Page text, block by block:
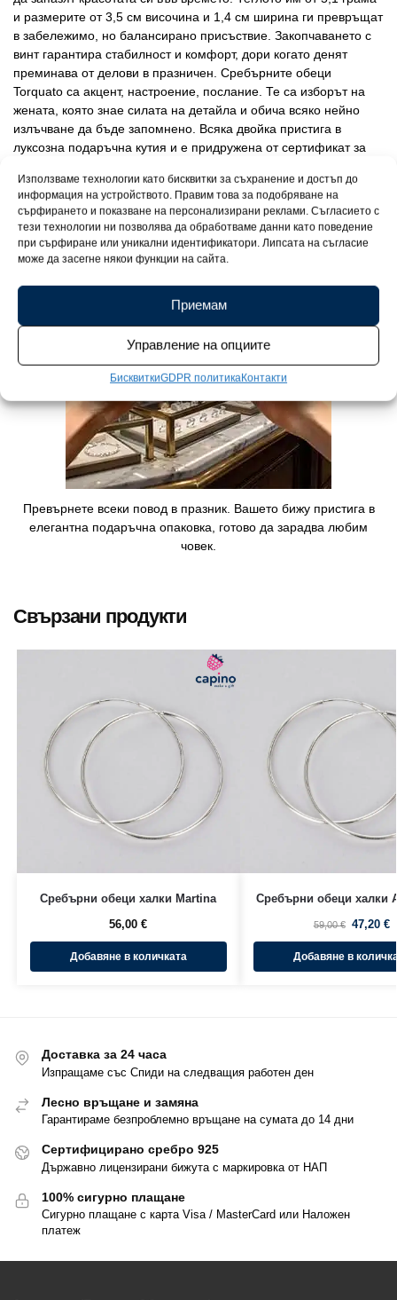
Използваме технологии като бисквитки за съхранение и достъп до
информация на устройството. Правим това за подобряване на
сърфирането и показване на персонализирани реклами. Съгласието с
тези технологии ни позволява да обработваме данни като поведение
при сърфиране или уникални идентификатори. Липсата на съгласие
може да засегне някои функции на сайта.
Приемам
Управление на опциите
БисквиткиGDPR политикаКонтакти
и размерите от 3,5 см височина и 1,4 см ширина ги превръщат
в забележимо, но балансирано присъствие. Закопчаването с
винт гарантира стабилност и комфорт, дори когато денят
преминава от делови в празничен. Сребърните обеци
Torquato са акцент, настроение, послание. Те са изборът на
жената, която знае силата на детайла и обича всяко нейно
излъчване да бъде запомнено. Всяка двойка пристига в
луксозна подаръчна кутия и е придружена от сертификат за
да бъде поднесен с внимание и любов.
Превърнете всеки повод в празник. Вашето бижу пристига в
елегантна подаръчна опаковка, готово да зарадва любим
човек.
Свързани продукти
Сребърни обеци халки Martina
56,00€
Добавяне в количката
Сребърни обеци халки
59,00€ 47,20 €
Добавяне в
Доставка за 24 часа
Изпращаме със Спиди на следващия работен ден
Лесно връщане и замяна
Гарантираме безпроблемно връщане на сумата до 14 дни
Сертифицирано сребро 925
Държавно лицензирани бижута с маркировка от НАП
100% сигурно плащане
Сигурно плащане с карта Visa / MasterCard или Наложен
платеж